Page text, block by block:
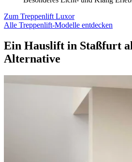
Zum Treppenlift Luxor
Alle Treppenlift-Modelle entdecken
Ein Hauslift in Staßfurt
Alternative